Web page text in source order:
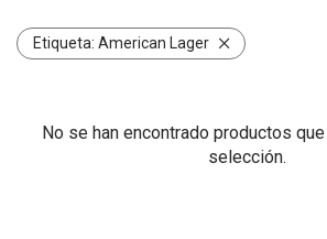
Etiqueta: American Lager
No se han encontrado productos
selección.